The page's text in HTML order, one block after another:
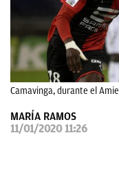
Camavinga, durante el
MARÍA RAMOS
11/01/2020 11:26